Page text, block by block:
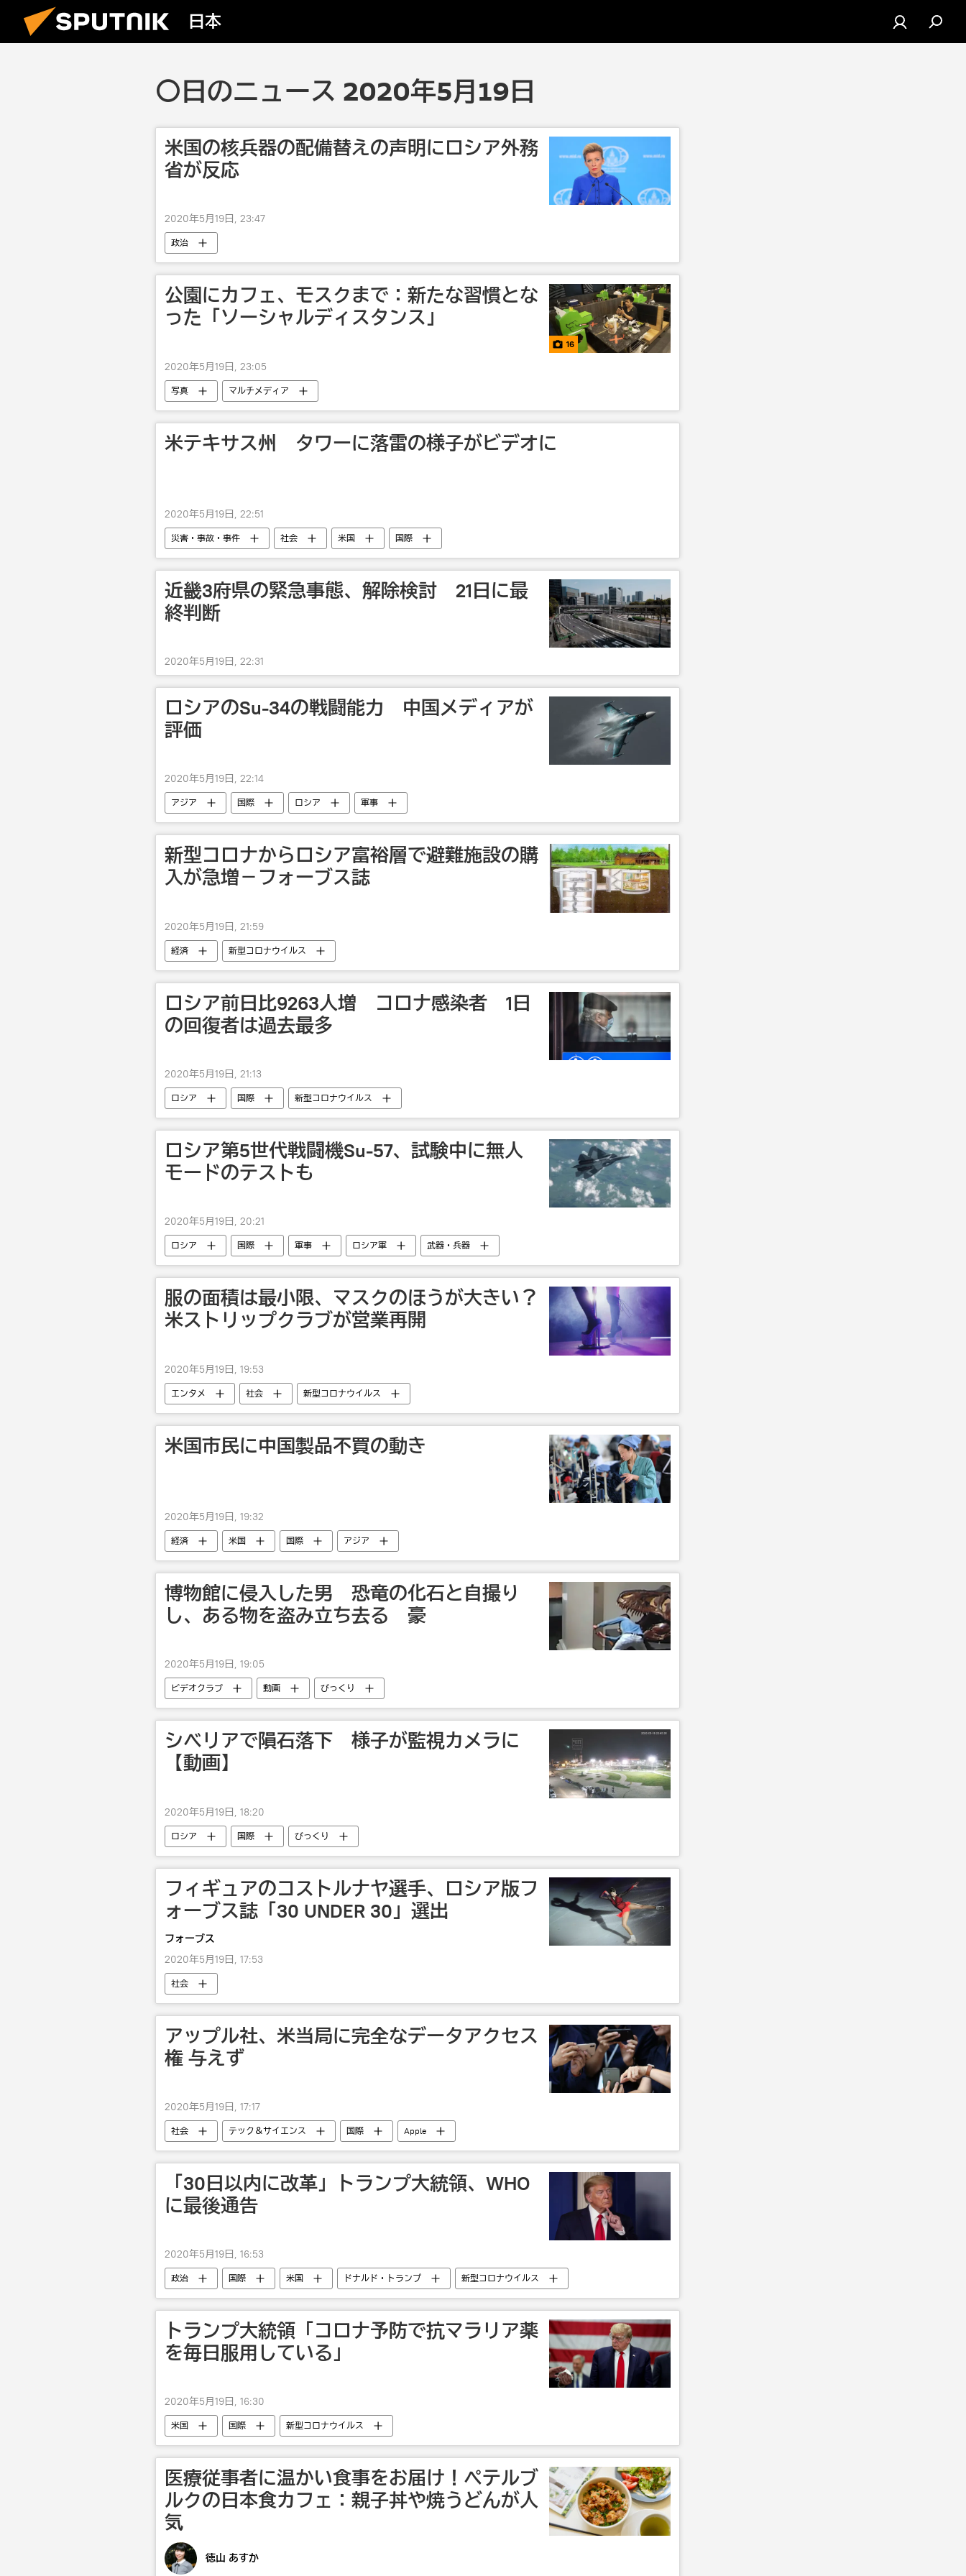
日本
〇日のニュース 2020年5月19日
米国の核兵器の配備替えの声明にロシア外務
省が反応
2020年5月19日, 23:47
政治
公園にカフェ、モスクまで：新たな習慣とな
った「ソーシャルディスタンス」
16
2020年5月19日, 23:05
写真 マルチメディア
米テキサス州 タワーに落雷の様子がビデオに
2020年5月19日, 22:51
災害・事故・事件 社会 米国 国際
近畿3府県の緊急事態、解除検討 21日に最
終判断
2020年5月19日, 22:31
ロシアのSu-34の戦闘能力 中国メディアが
評価
2020年5月19日, 22:14
アジア 国際 ロシア 軍事
新型コロナからロシア富裕層で避難施設の購
入が急増－フォーブス誌
2020年5月19日, 21:59
経済 新型コロナウイルス
ロシア前日比9263人増 コロナ感染者 1日
の回復者は過去最多
2020年5月19日, 21:13
ロシア 国際 新型コロナウイルス
ロシア第5世代戦闘機Su-57、試験中に無人
モードのテストも
2020年5月19日, 20:21
ロシア 国際 軍事 ロシア軍 武器・兵器
服の面積は最小限、マスクのほうが大きい？
米ストリップクラブが営業再開
2020年5月19日, 19:53
エンタメ 社会 新型コロナウイルス
米国市民に中国製品不買の動き
2020年5月19日, 19:32
経済 米国 国際 アジア
博物館に侵入した男 恐竜の化石と自撮り
し、ある物を盗み立ち去る 豪
2020年5月19日, 19:05
ビデオクラブ 動画 びっくり
シベリアで隕石落下 様子が監視カメラに
【動画】
2020年5月19日, 18:20
ロシア 国際 びっくり
フィギュアのコストルナヤ選手、ロシア版フ
ォーブス誌「30 UNDER 30」選出
フォーブス
2020年5月19日, 17:53
社会
アップル社、米当局に完全なデータアクセス
権 与えず
2020年5月19日, 17:17
社会 テック＆サイエンス 国際 Apple
「30日以内に改革」トランプ大統領、WHO
に最後通告
2020年5月19日, 16:53
政治 国際 米国 ドナルド・トランプ 新型コロナウイルス
トランプ大統領「コロナ予防で抗マラリア薬
を毎日服用している」
2020年5月19日, 16:30
米国 国際 新型コロナウイルス
医療従事者に温かい食事をお届け！ペテルブ
ルクの日本食カフェ：親子丼や焼うどんが人
気
徳山 あすか